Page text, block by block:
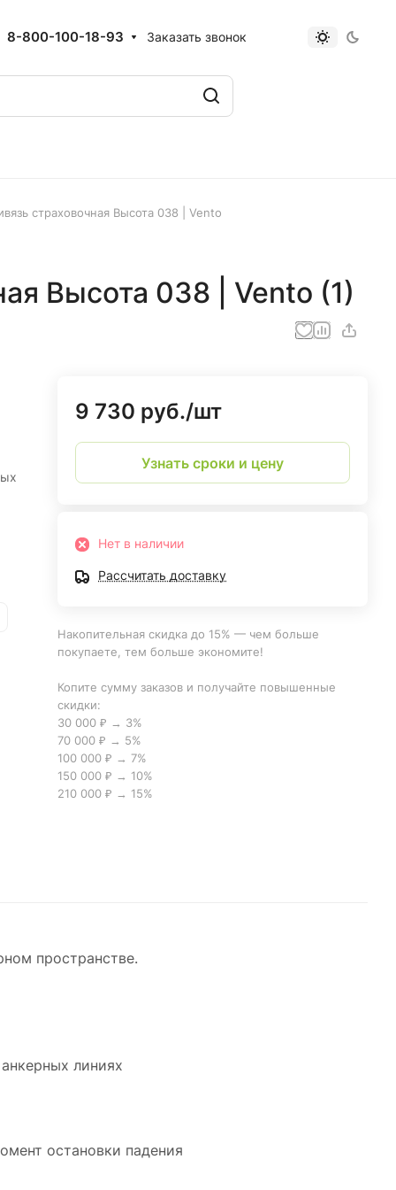
8-800-100-18-93 Заказать звонок
страховочная Высота 038 | Vento
Высота 038 | Vento (1)
9 730 руб./шт
Узнать сроки и цену
Нет в наличии
Рассчитать доставку
Накопительная скидка до 15% — чем больше
покупаете, тем больше экономите!
Копите сумму заказов и получайте повышенные
скидки:
30 000 ₽ → 3%
70 000 ₽ → 5%
100 000 ₽ → 7%
150 000 ₽ → 10%
210 000 ₽ → 15%
пространстве.
линиях
остановки падения